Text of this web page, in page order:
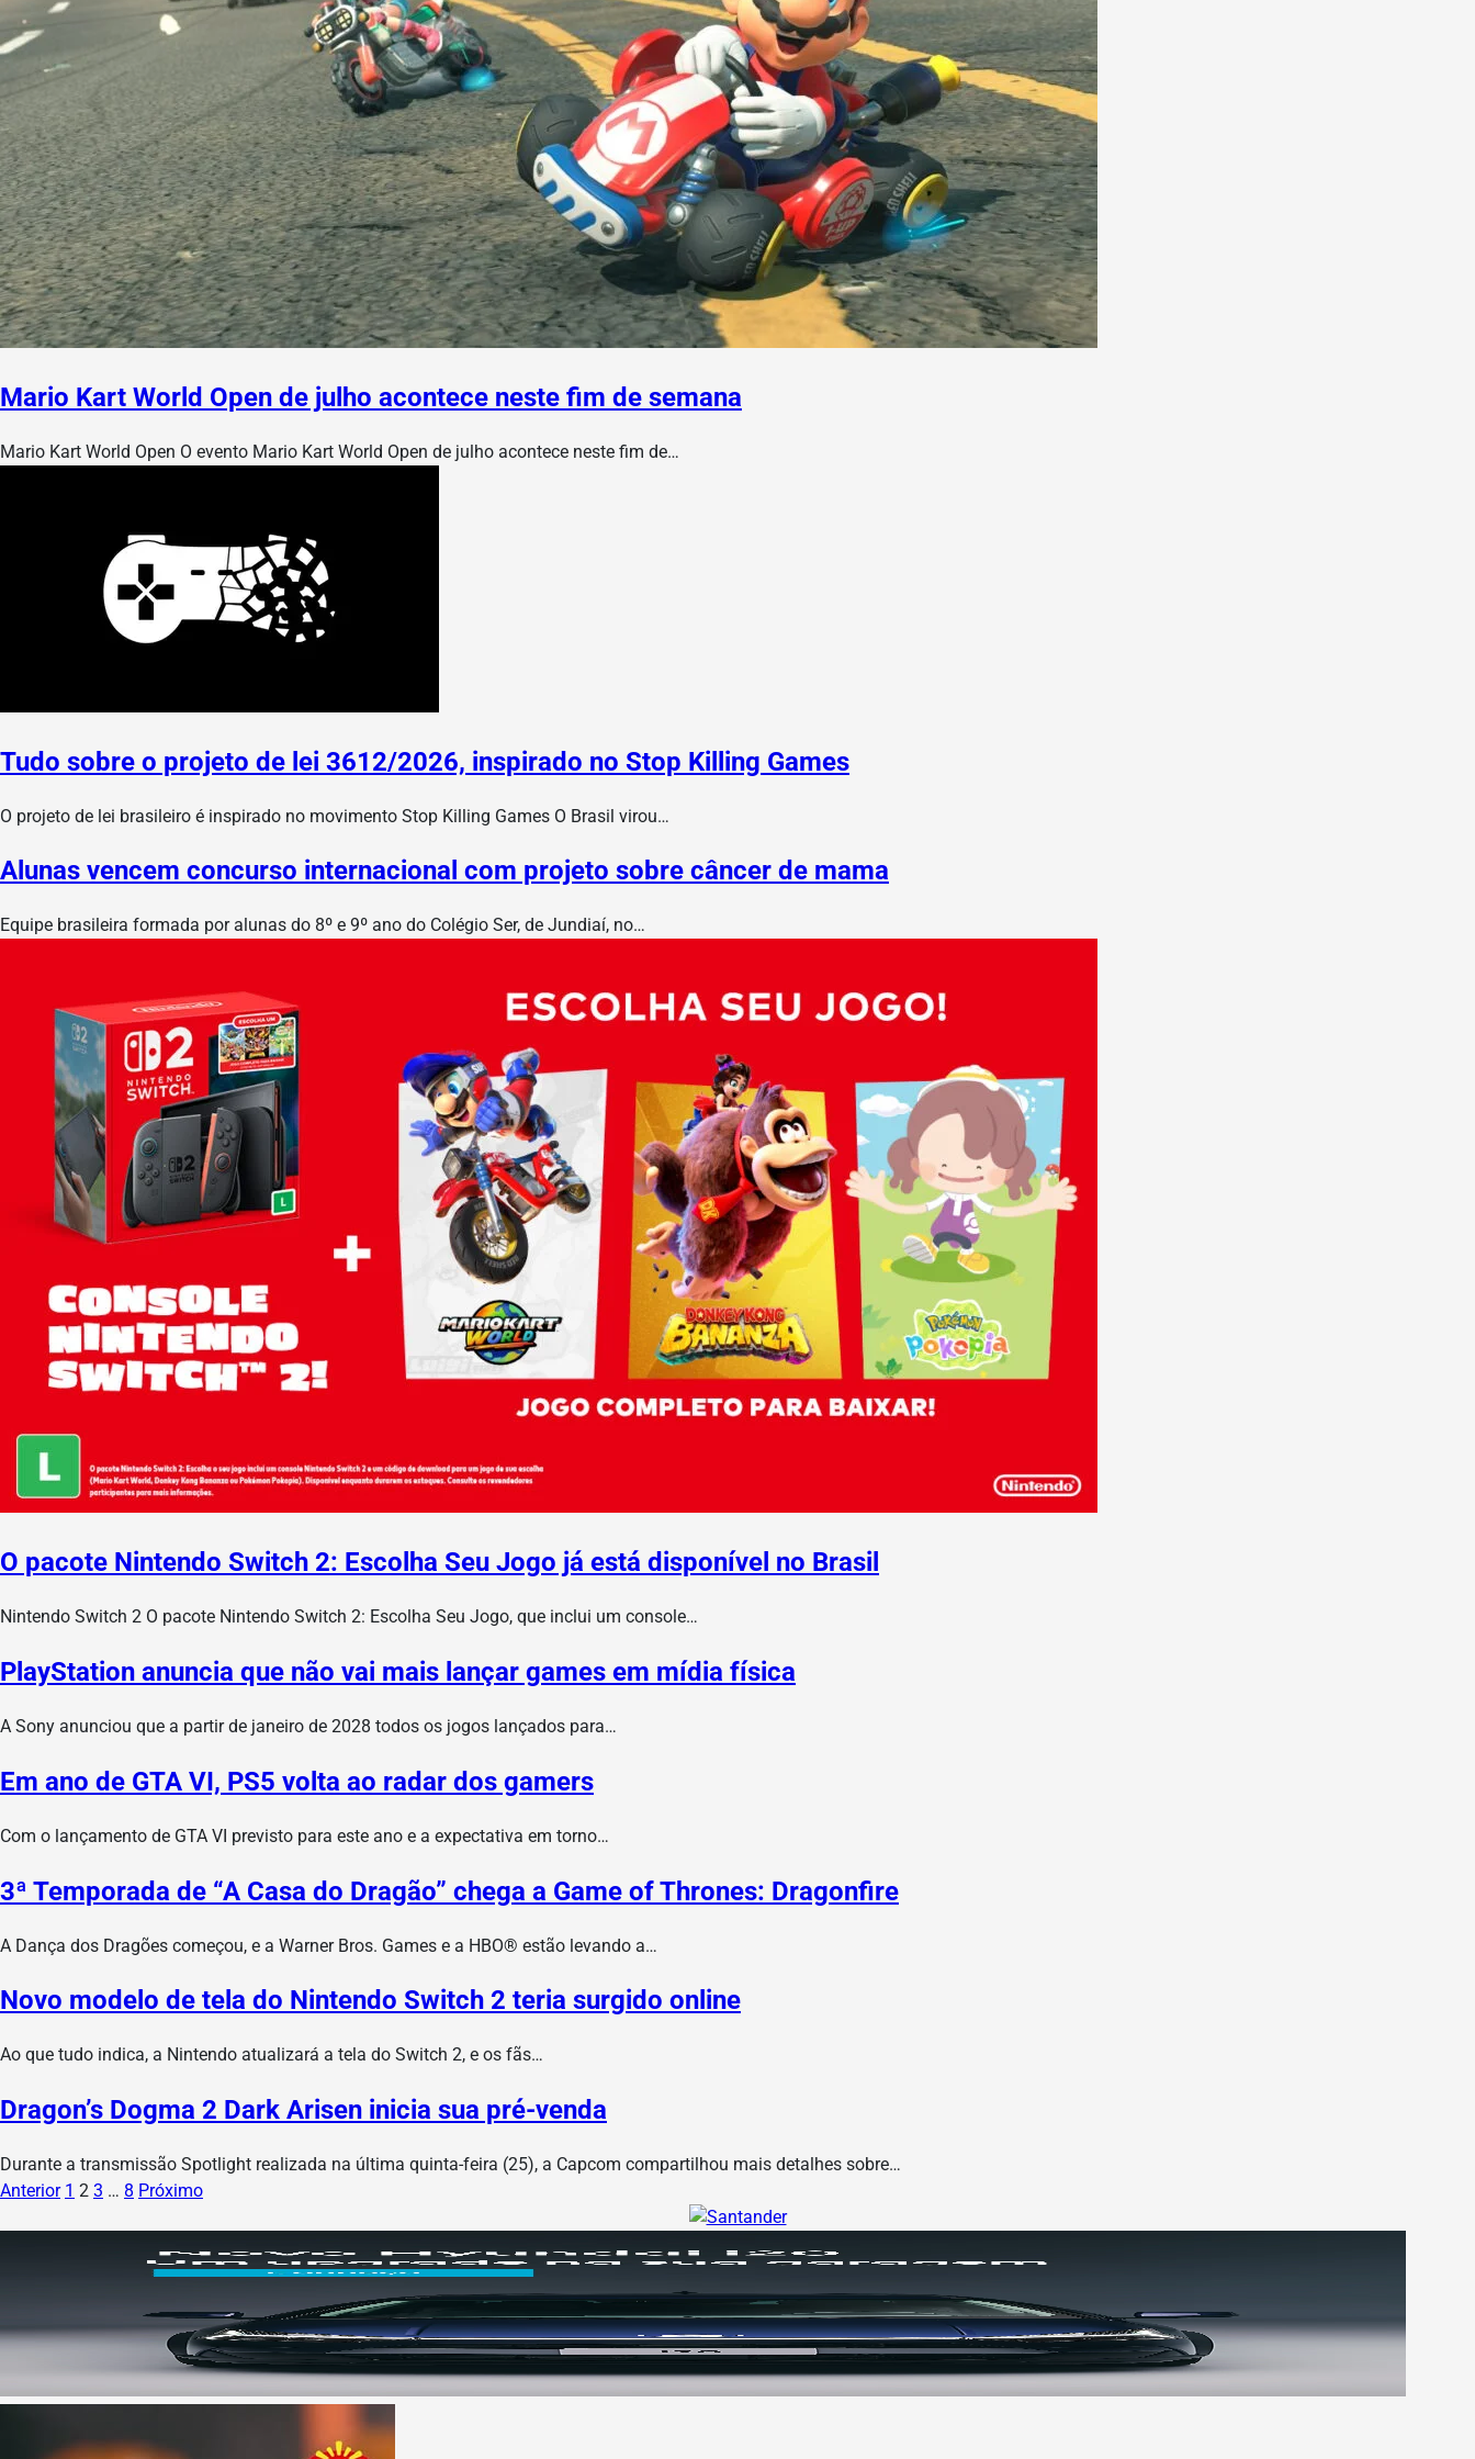
Mario Kart World Open de julho acontece neste fim de semana
Mario Kart World Open O evento Mario Kart World Open de julho acontece neste fim de…
Tudo sobre o projeto de lei 3612/2026, inspirado no Stop Killing Games
O projeto de lei brasileiro é inspirado no movimento Stop Killing Games O Brasil virou…
Alunas vencem concurso internacional com projeto sobre câncer de mama
Equipe brasileira formada por alunas do 8º e 9º ano do Colégio Ser, de Jundiaí, no…
O pacote Nintendo Switch 2: Escolha Seu Jogo já está disponível no Brasil
Nintendo Switch 2 O pacote Nintendo Switch 2: Escolha Seu Jogo, que inclui um console…
PlayStation anuncia que não vai mais lançar games em mídia física
A Sony anunciou que a partir de janeiro de 2028 todos os jogos lançados para…
Em ano de GTA VI, PS5 volta ao radar dos gamers
Com o lançamento de GTA VI previsto para este ano e a expectativa em torno…
3ª Temporada de “A Casa do Dragão” chega a Game of Thrones: Dragonfire
A Dança dos Dragões começou, e a Warner Bros. Games e a HBO® estão levando a…
Novo modelo de tela do Nintendo Switch 2 teria surgido online
Ao que tudo indica, a Nintendo atualizará a tela do Switch 2, e os fãs…
Dragon’s Dogma 2 Dark Arisen inicia sua pré-venda
Durante a transmissão Spotlight realizada na última quinta-feira (25), a Capcom compartilhou mais detalhes sobre…
Paginação
de
Anterior 1 2 3 … 8 Próximo